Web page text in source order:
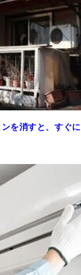
を消すと、すぐに